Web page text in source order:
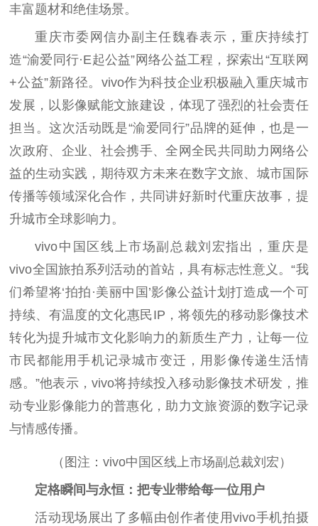
丰富题材和绝佳场景。
重庆市委网信办副主任魏春表示，重庆持续打
造“渝爱同行·E起公益”网络公益工程，探索出“互联网
+公益”新路径。vivo作为科技企业积极融入重庆城市
发展，以影像赋能文旅建设，体现了强烈的社会责任
担当。这次活动既是“渝爱同行”品牌的延伸，也是一
次政府、企业、社会携手、全网全民共同助力网络公
益的生动实践，期待双方未来在数字文旅、城市国际
传播等领域深化合作，共同讲好新时代重庆故事，提
升城市全球影响力。
vivo中国区线上市场副总裁刘宏指出，重庆是
vivo全国旅拍系列活动的首站，具有标志性意义。“我
们希望将‘拍拍·美丽中国’影像公益计划打造成一个可
持续、有温度的文化惠民IP，将领先的移动影像技术
转化为提升城市文化影响力的新质生产力，让每一位
市民都能用手机记录城市变迁，用影像传递生活情
感。”他表示，vivo将持续投入移动影像技术研发，推
动专业影像能力的普惠化，助力文旅资源的数字记录
与情感传播。
（图注：vivo中国区线上市场副总裁刘宏）
定格瞬间与永恒：把专业带给每一位用户
活动现场展出了多幅由创作者使用vivo手机拍摄